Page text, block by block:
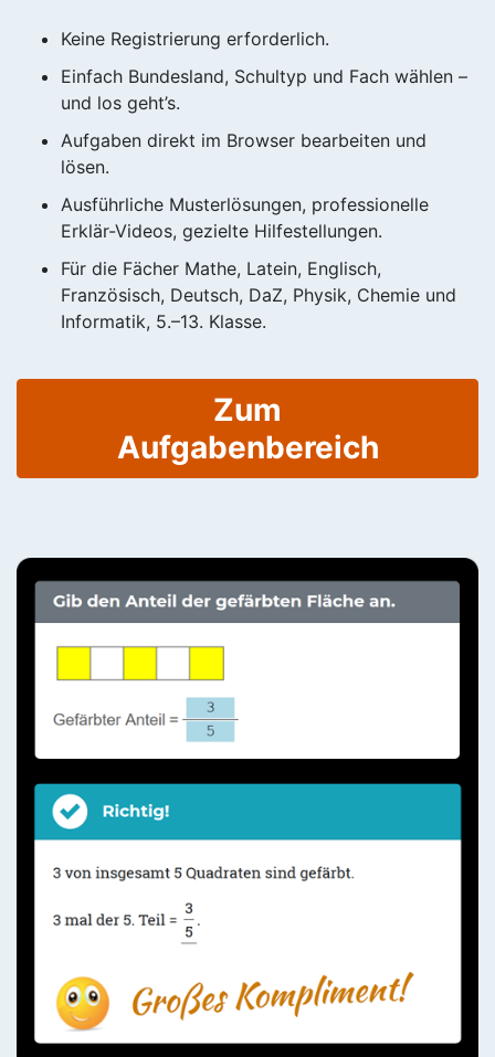
Keine Registrierung erforderlich.
Einfach Bundesland, Schultyp und Fach wählen –
und los geht’s.
Aufgaben direkt im Browser bearbeiten und
lösen.
Ausführliche Musterlösungen, professionelle
Erklär-Videos, gezielte Hilfestellungen.
Für die Fächer Mathe, Latein, Englisch,
Französisch, Deutsch, DaZ, Physik, Chemie und
Informatik, 5.–13. Klasse.
Zum
Aufgabenbereich